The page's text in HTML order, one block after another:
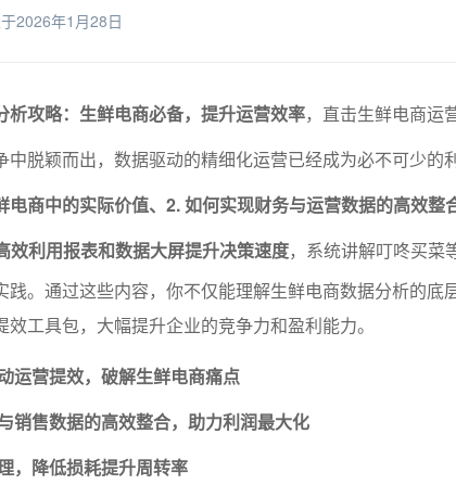
2026年1月28日
析攻略：生鲜电商必备，提升运营效率，直击生鲜电商运
中脱颖而出，数据驱动的精细化运营已经成为必不可少的
电商中的实际价值、2. 如何实现财务与运营数据的高效整
效利用报表和数据大屏提升决策速度，系统讲解叮咚买菜
践。通过这些内容，你不仅能理解生鲜电商数据分析的底
效工具包，大幅提升企业的竞争力和盈利能力。
运营提效，破解生鲜电商痛点
销售数据的高效整合，助力利润最大化
，降低损耗提升周转率